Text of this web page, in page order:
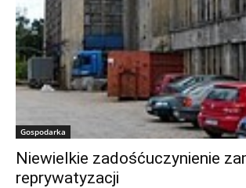
Gospodarka
Niewielkie zadośćuczynienie
reprywatyzacji